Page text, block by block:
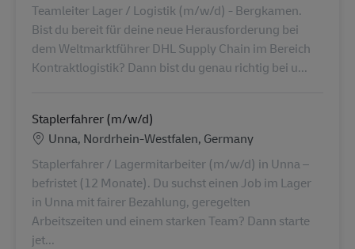
Teamleiter Lager / Logistik (m/w/d) - Bergkamen.
Bist du bereit für deine neue Herausforderung bei
dem Weltmarktführer DHL Supply Chain im Bereich
Kontraktlogistik? Dann bist du genau richtig bei u...
Staplerfahrer (m/w/d)
Locatie
Unna, Nordrhein-Westfalen, Germany
Staplerfahrer / Lagermitarbeiter (m/w/d) in Unna –
befristet (12 Monate). Du suchst einen Job im Lager
in Unna mit fairer Bezahlung, geregelten
Arbeitszeiten und einem starken Team? Dann starte
jet...